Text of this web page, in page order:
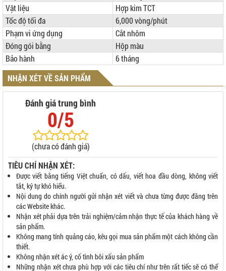
Vật liệu
Hợp kim TCT
Tốc độ tối đa
6,000 vòng/phút
Phạm vi ứng dụng
Cắt nhôm
Đóng gói bằng
Hộp màu
Bảo hành
6 tháng
NHẬN XÉT VỀ SẢN PHẨM
Đánh giá trung bình
0/5
(chưa có đánh giá)
TIÊU CHÍ NHẬN XÉT:
Được viết bằng tiếng Việt chuẩn, có dấu, viết hoa đầu dòng, không viết
tắt, ký tự khó hiểu.
Nội dung do chính người gửi nhận xét viết và chưa từng được đăng trên
các Website khác.
Nhận xét phải dựa trên trải nghiệm/cảm nhận thực tế của khách hàng về
sản phẩm.
Không mang tính quảng cáo, kêu gọi mua sản phẩm một cách không cần
thiết.
Không nhận xét ác ý, cố tình bôi xấu sản phẩm
Những nhận xét chưa phù hợp với các tiêu chí như trên rất tiếc sẽ có thể